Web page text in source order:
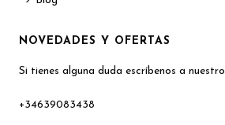
NOVEDADES Y OFERTAS
Si tienes alguna duda escríbenos a nuestro
+34639083438